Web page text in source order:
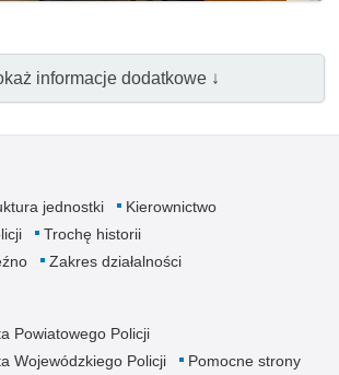
informacje dodatkowe ↓
jednostki
Kierownictwo
Trochę historii
Zakres działalności
Powiatowego Policji
Wojewódzkiego Policji
Pomocne strony